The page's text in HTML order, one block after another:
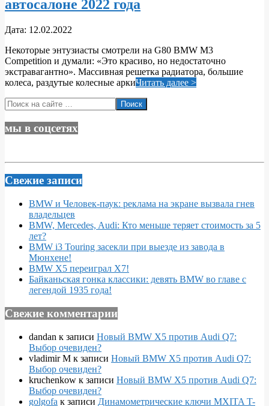
автосалоне 2022 года
2022-
12
Дата: 12.02.2022
Некоторые энтузиасты смотрели на G80 BMW M3
Competition и думали: «Это красиво, но недостаточно
экстравагантно». Массивная решетка радиатора, большие
колеса, раздутые колесные аркиЧитать далее >
Поиск
мы в соцсетях
Свежие записи
BMW и Человек-паук: реклама на экране вызвала гнев
владельцев
BMW, Mercedes, Audi: Кто меньше теряет стоимость за 5
лет?
BMW i3 Touring засекли при выезде из завода в
Мюнхене!
BMW X5 переиграл X7!
Байканьская гонка классики: девять BMW во главе с
легендой 1935 года!
Свежие комментарии
dandan к записи Новый BMW X5 против Audi Q7:
Выбор очевиден?
vladimir M к записи Новый BMW X5 против Audi Q7:
Выбор очевиден?
kruchenkow к записи Новый BMW X5 против Audi Q7:
Выбор очевиден?
golgofa к записи Динамометрические ключи MXITA T-